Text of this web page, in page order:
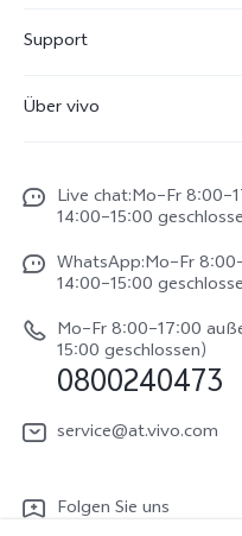
X300
V70
V70 FE
Y31e 5G
vivo Buds Air3
Support
Funtouch OS
IMEI-Authentifizierung
System Verbesserung
Reparaturerfassung
Benutzerhandbuch
Log aktualisieren
LUTs für Log-
Über vivo
Impressum
Rechtliche Hinweise
vivo Datenschutzcenter
Live chat:Mo–Fr
14:00–15:00
WhatsApp:Mo–Fr
14:00–15:00
Mo–Fr 8:00–17:00
15:00 geschlossen）
0800240473
service@at.vivo.com
Folgen Sie uns